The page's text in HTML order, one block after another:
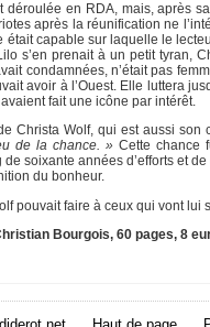
en RDA, mais, après
après la réunification ne
capable sur laquelle le
s’en prenait à un petit tyran,
condamnées, n’était pas
avoir à l’Ouest. Elle luttera
fait une icône par intérêt.
Christa Wolf, qui est aussi
de la chance. »Cette chance
soixante années d’efforts et
du bonheur.
pouvait faire à ceux qui vont lui
Bourgois, 60 pages, 8